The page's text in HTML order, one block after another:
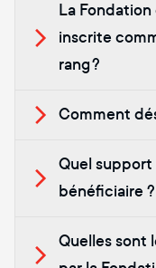
La
inscrite
rang ?
Comment
Quel
bénéficiaire ?
Quelles sont